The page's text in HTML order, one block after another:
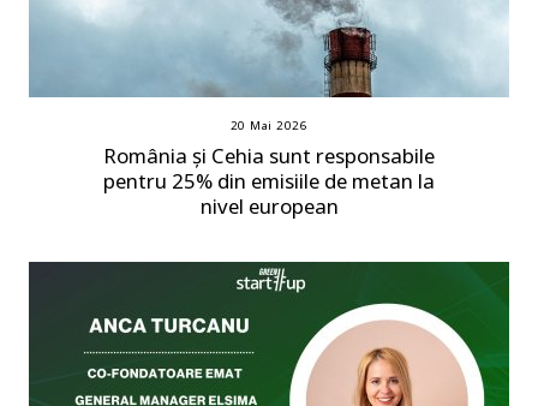
20 Mai 2026
România și Cehia sunt responsabile
pentru 25% din emisiile de metan la
nivel european